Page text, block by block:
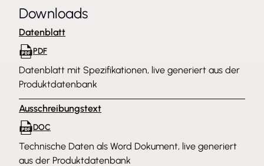
Downloads
Datenblatt
PDF
Datenblatt mit Spezifikationen, live generiert aus der
Produktdatenbank
Ausschreibungstext
DOC
Technische Daten als Word Dokument, live generiert
aus der Produktdatenbank